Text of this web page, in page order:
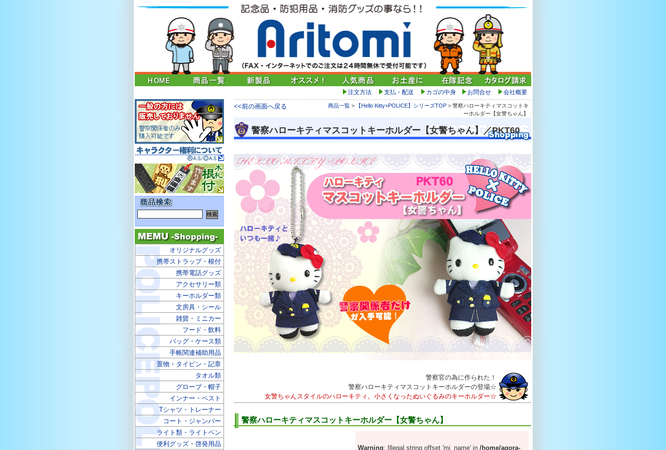
注文方法 支払・配送 カゴの中身 お問合せ 会社概要
<<前の画面へ戻る 商品一覧 > 【Hello Kitty×POLICE】シリーズTOP > 警察ハローキティマスコットキ
ーホルダー【女警ちゃん】
警察ハローキティマスコットキーホルダー【女警ちゃん】／PKT60
警察官の為に作られた！
警察ハローキティマスコットキーホルダーの登場☆
女警ちゃんスタイルのハローキティ。小さくなったぬいぐるみのキーホルダー☆
警察ハローキティマスコットキーホルダー【女警ちゃん】
Warning: Illegal string offset 'mi_name' in /home/agora-
オリジナルグッズ
携帯ストラップ・根付
携帯電話グッズ
アクセサリー類
キーホルダー類
文房具・シール
雑貨・ミニカー
フード・飲料
バッグ・ケース類
手帳関連補助用品
置物・タイピン・記章
タオル類
グローブ・帽子
インナー・ベスト
Tシャツ・トレーナー
コート・ジャンパー
ライト類・ライトペン
便利グッズ・啓発用品